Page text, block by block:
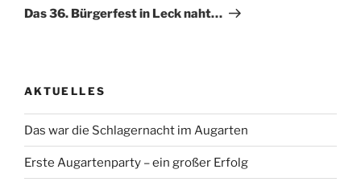
Beitrag
Das 36. Bürgerfest in Leck naht…
AKTUELLES
Das war die Schlagernacht im Augarten
Erste Augartenparty – ein großer Erfolg